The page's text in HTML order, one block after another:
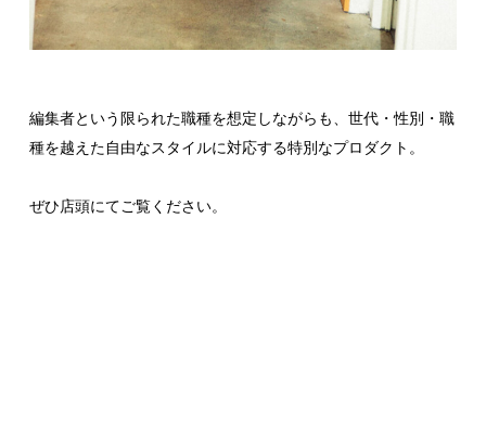
編集者という限られた職種を想定しながらも、世代・性別・職
種を越えた自由なスタイルに対応する特別なプロダクト。
ぜひ店頭にてご覧ください。